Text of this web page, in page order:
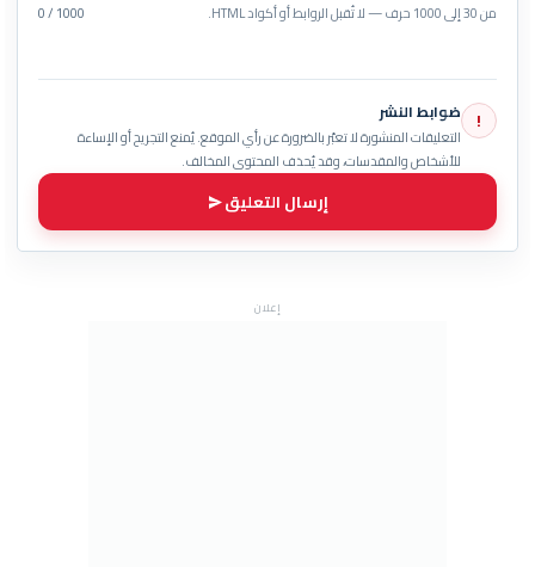
من 30 إلى 1000 حرف — لا تُقبل الروابط أو أكواد HTML. 0 / 1000
! ضوابط النشر
التعليقات المنشورة لا تعبّر بالضرورة عن رأي الموقع. يُمنع التجريح أو الإساءة
للأشخاص والمقدسات، وقد يُحذف المحتوى المخالف.
إرسال التعليق
إعلان